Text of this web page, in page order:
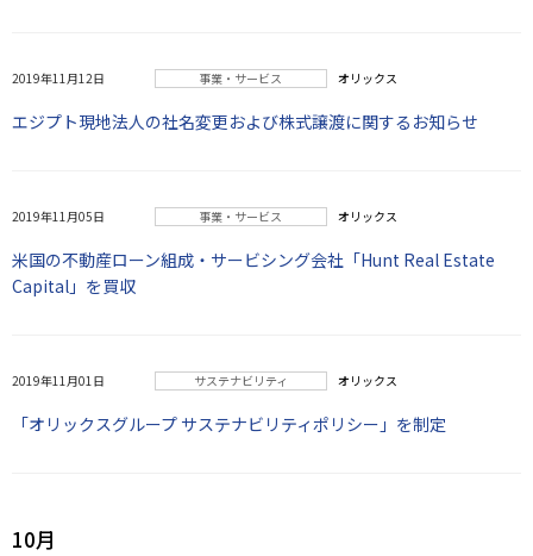
2019年11月12日 事業・サービス オリックス
エジプト現地法人の社名変更および株式譲渡に関するお知らせ
2019年11月05日 事業・サービス オリックス
米国の不動産ローン組成・サービシング会社「Hunt Real Estate
Capital」を買収
2019年11月01日 サステナビリティ オリックス
「オリックスグループ サステナビリティポリシー」を制定
10月